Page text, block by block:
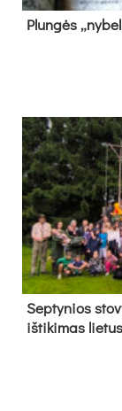
Plun­gės
Sep­ty­nios
iš­ti­ki­mas lie­tus